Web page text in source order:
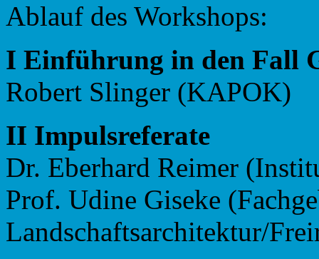
Ablauf des Workshops:
I Einführung in den Fall
Robert Slinger (KAPOK)
II Impulsreferate
Dr. Eberhard Reimer
Prof. Udine Giseke
Landschaftsarchitektur/